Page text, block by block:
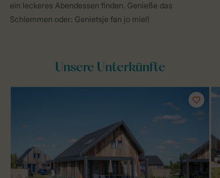
ein leckeres Abendessen finden. Genieße das
Schlemmen oder: Genietsje fan jo miel!